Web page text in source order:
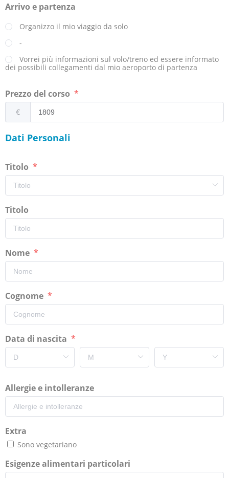
Arrivo e partenza
Organizzo il mio viaggio da solo
-
Vorrei più informazioni sul volo/treno ed essere informato
dei possibili collegamenti dal mio aeroporto di partenza
Prezzo del corso
€
Dati Personali
Titolo
Titolo
Nome
Cognome
Data di nascita
Allergie e intolleranze
Extra
Sono vegetariano
Esigenze alimentari particolari